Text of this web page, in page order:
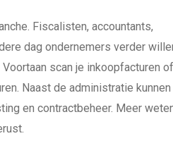
Fiscalisten, accountants,
dag ondernemers verder
scan je inkoopfacturen
Naast de administratie kunnen
en contractbeheer. Meer